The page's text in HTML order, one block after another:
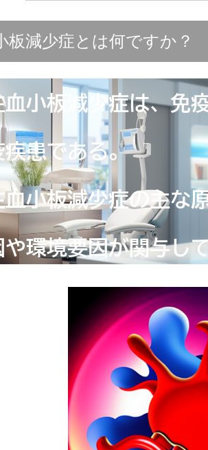
板減少症とは何ですか？